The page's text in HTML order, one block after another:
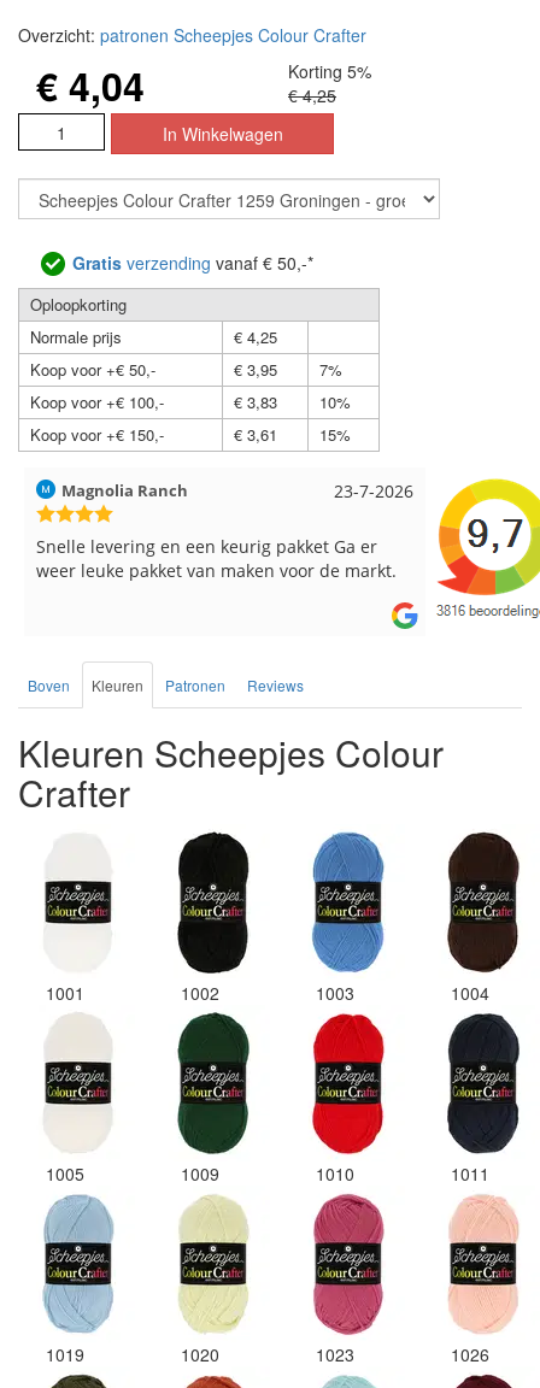
Overzicht: patronen Scheepjes Colour Crafter
€ 4,04
Korting 5%
€ 4,25
Gratis verzending vanaf € 50,-*
Oploopkorting
Normale prijs
€ 4,25
Koop voor +€ 50,-
€ 3,95
7%
Koop voor +€ 100,-
€ 3,83
10%
Koop voor +€ 150,-
€ 3,61 15%
17-7-2026
Hilde uit Loyers
Reeds meerdere keren breigaren en
breinaalden besteld, altijd heel tevreden over
Loes uit
Snelle
Boven Kleuren Patronen Reviews
Kleuren Scheepjes Colour
Crafter
1001 1002 1003 1004
1005 1009 1010 1011
1019 1020 1023 1026